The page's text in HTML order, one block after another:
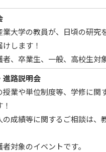
業大学の教員が、日頃の研究
けします！
、卒業生、一般、高校生対
進路説明会
授業や単位制度等、学修に関
成績等に関するご相談は、
対象のイベントです。